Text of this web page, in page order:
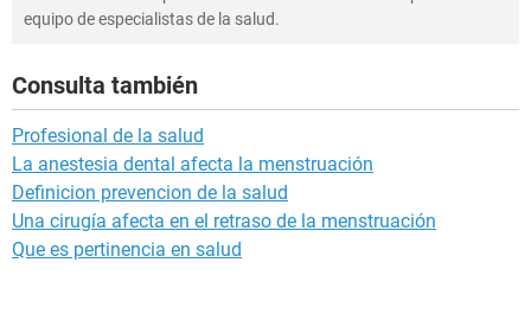
equipo de especialistas de la salud.
Consulta también
Profesional de la salud
La anestesia dental afecta la menstruación
Definicion prevencion de la salud
Una cirugía afecta en el retraso de la menstruación
Que es pertinencia en salud